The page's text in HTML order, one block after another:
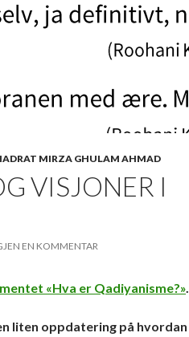
MIRZA GHULAM AHMAD
VISJONER I
EN KOMMENTAR
«Hva er Qadiyanisme?».
liten oppdatering på hvordan